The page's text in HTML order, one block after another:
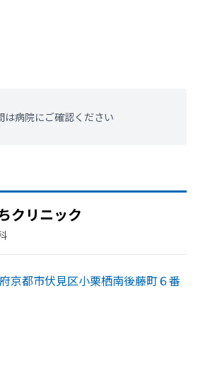
は病院にご確認ください
クリニック
京都市伏見区小栗栖南後藤町６番